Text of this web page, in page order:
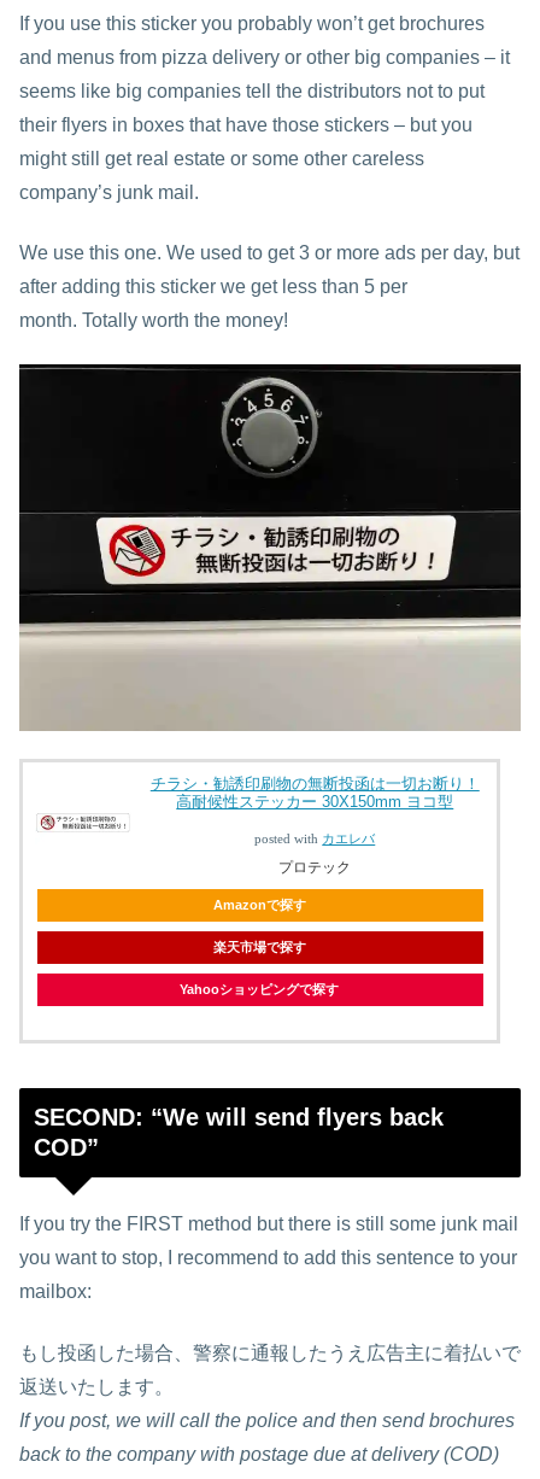
If you use this sticker you probably won’t get brochures
and menus from pizza delivery or other big companies – it
seems like big companies tell the distributors not to put
their flyers in boxes that have those stickers – but you
might still get real estate or some other careless
company’s junk mail.
We use this one. We used to get 3 or more ads per day, but
after adding this sticker we get less than 5 per
month. Totally worth the money!
チラシ・勧誘印刷物の無断投函は一切お断り！
高耐候性ステッカー 30X150mm ヨコ型
posted with カエレバ
プロテック
Amazonで探す
楽天市場で探す
Yahooショッピングで探す
SECOND: “We will send flyers back
COD”
If you try the FIRST method but there is still some junk mail
you want to stop, I recommend to add this sentence to your
mailbox:
もし投函した場合、警察に通報したうえ広告主に着払いで
返送いたします。
If you post, we will call the police and then send brochures
back to the company with postage due at delivery (COD)